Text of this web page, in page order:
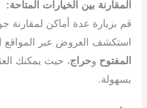
المقارنة بين الخيارات المتاحة:
قم بزيارة عدة أماكن لمقارنة
استكشف العروض عبر المواقع
المفتوح وحراج، حيث يمكنك
بسهولة.